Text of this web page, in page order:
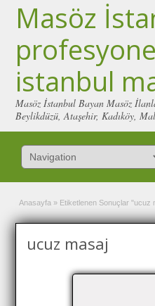
Masöz
istanbul
Masöz İstanbul Bayan Masöz
Beylikdüzü, Ataşehir, Kadıköy,
Anasayfa » Etiketlenen Sonuçlar "ucuz
ucuz masaj